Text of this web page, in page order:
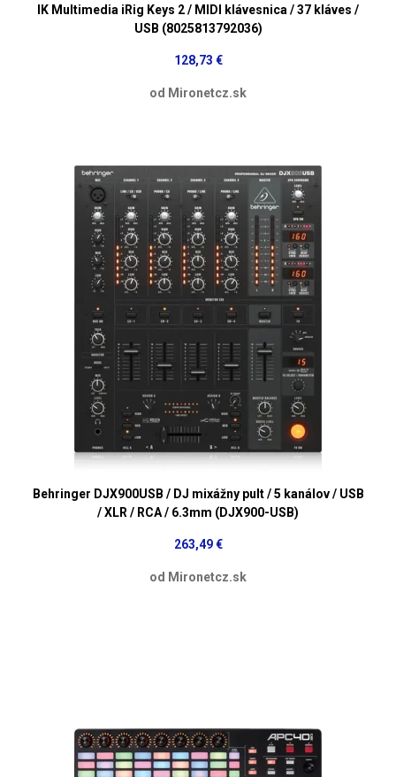
IK Multimedia iRig Keys 2 / MIDI klávesnica / 37 kláves /
USB (8025813792036)
128,73 €
od Mironetcz.sk
Behringer DJX900USB / DJ mixážny pult / 5 kanálov / USB
/ XLR / RCA / 6.3mm (DJX900-USB)
263,49 €
od Mironetcz.sk